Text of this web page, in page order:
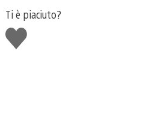
Ti è piaciuto?
Mi
piace